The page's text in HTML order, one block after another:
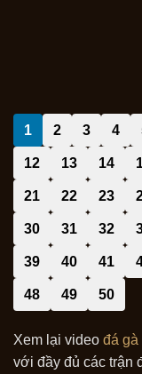
1 2 3 4
12 13 14
21 22 23
30 31 32
39 40 41
48 49 50
Xem lại video đá gà
với đầy đủ các trận